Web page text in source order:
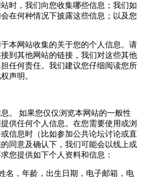
时，我们向您收集哪些信息；我们如
在何种情况下披露这些信息；以及您
网站收集的关于您的个人信息。请
到其他网站的链接，我们对这些其他
任何责任。我们建议您仔细阅读您所
声明。
如果您仅仅浏览本网站的一般性
供任何个人信息。在您需要使用或浏
信息时（比如参加公共论坛讨论或直
同意及确认下，我们可能会以线上或
您提供如下个人资料和信息：
，年龄，出生日期，电子邮箱，电